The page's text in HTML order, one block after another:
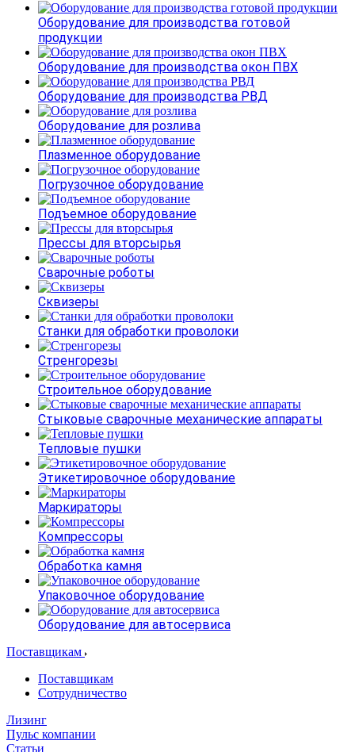
Оборудование для производства готовой
продукции
Оборудование для производства окон ПВХ
Оборудование для производства РВД
Оборудование для розлива
Плазменное оборудование
Погрузочное оборудование
Подъемное оборудование
Прессы для вторсырья
Сварочные роботы
Сквизеры
Станки для обработки проволоки
Стренгорезы
Строительное оборудование
Стыковые сварочные механические аппараты
Тепловые пушки
Этикетировочное оборудование
Маркираторы
Компрессоры
Обработка камня
Упаковочное оборудование
Оборудование для автосервиса
Поставщикам
Поставщикам
Сотрудничество
Лизинг
Пульс компании
Статьи